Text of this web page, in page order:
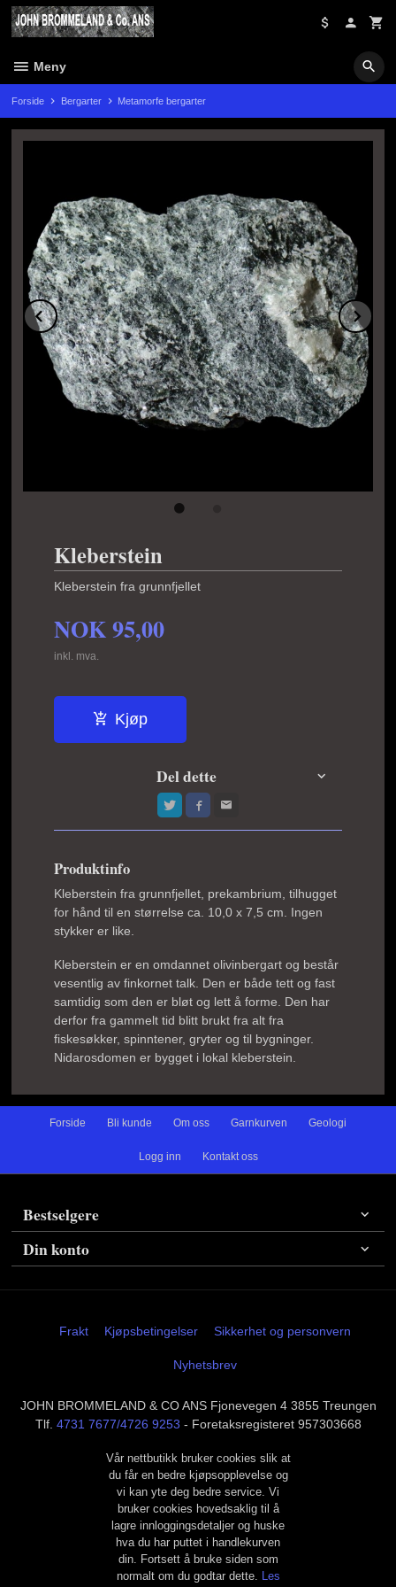
Gå
Meny
Forside Bergarter Metamorfe bergarter
Prev
Kleberstein
Kleberstein fra grunnfjellet
NOK95,00
inkl. mva.
Kjøp
Del dette
Produktinfo
Kleberstein fra grunnfjellet, prekambrium, tilhugget
for hånd til en størrelse ca. 10,0 x 7,5 cm. Ingen
stykker er like.
Kleberstein er en omdannet olivinbergart og består
vesentlig av finkornet talk. Den er både tett og fast
samtidig som den er bløt og lett å forme. Den har
derfor fra gammelt tid blitt brukt fra alt fra
fiskesøkker, spinntener, gryter og til bygninger.
Nidarosdomen er bygget i lokal kleberstein.
Forside Bli kunde Om oss Garnkurven Geologi
Logg inn Kontakt oss
Bestselgere
Din konto
Frakt Kjøpsbetingelser Sikkerhet og personvern
Nyhetsbrev
JOHN BROMMELAND & CO ANS Fjonevegen 4 3855 Treungen
Tlf. 4731 7677/4726 9253 - Foretaksregisteret 957303668
Vår nettbutikk bruker cookies slik at
du får en bedre kjøpsopplevelse og
vi kan yte deg bedre service. Vi
bruker cookies hovedsaklig til å
lagre innloggingsdetaljer og huske
hva du har puttet i handlekurven
din. Fortsett å bruke siden som
normalt om du godtar dette. Les